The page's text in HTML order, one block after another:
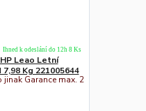
Leao Letní
Kg 221005644
Garance max. 2
Ihned k odeslání do 12h 8 Ks